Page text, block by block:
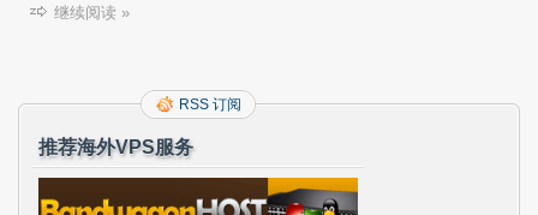
继续阅读 »
RSS 订阅
推荐海外VPS服务